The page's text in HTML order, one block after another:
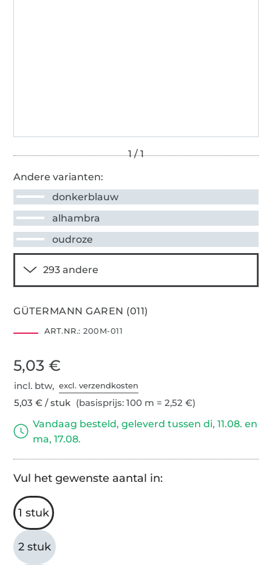
Andere varianten:
donkerblauw
alhambra
oudroze
GÜTERMANN GAREN (011)
ART.NR.: 200M-011
5,03 €
incl. btw,excl. verzendkosten
5,03 € / stuk (basisprijs: 100 m = 2,52 €)
Vandaag besteld, geleverd tussen di, 11.08. en
ma, 17.08.
Vul het gewenste aantal in:
1 stuk
2 stuk